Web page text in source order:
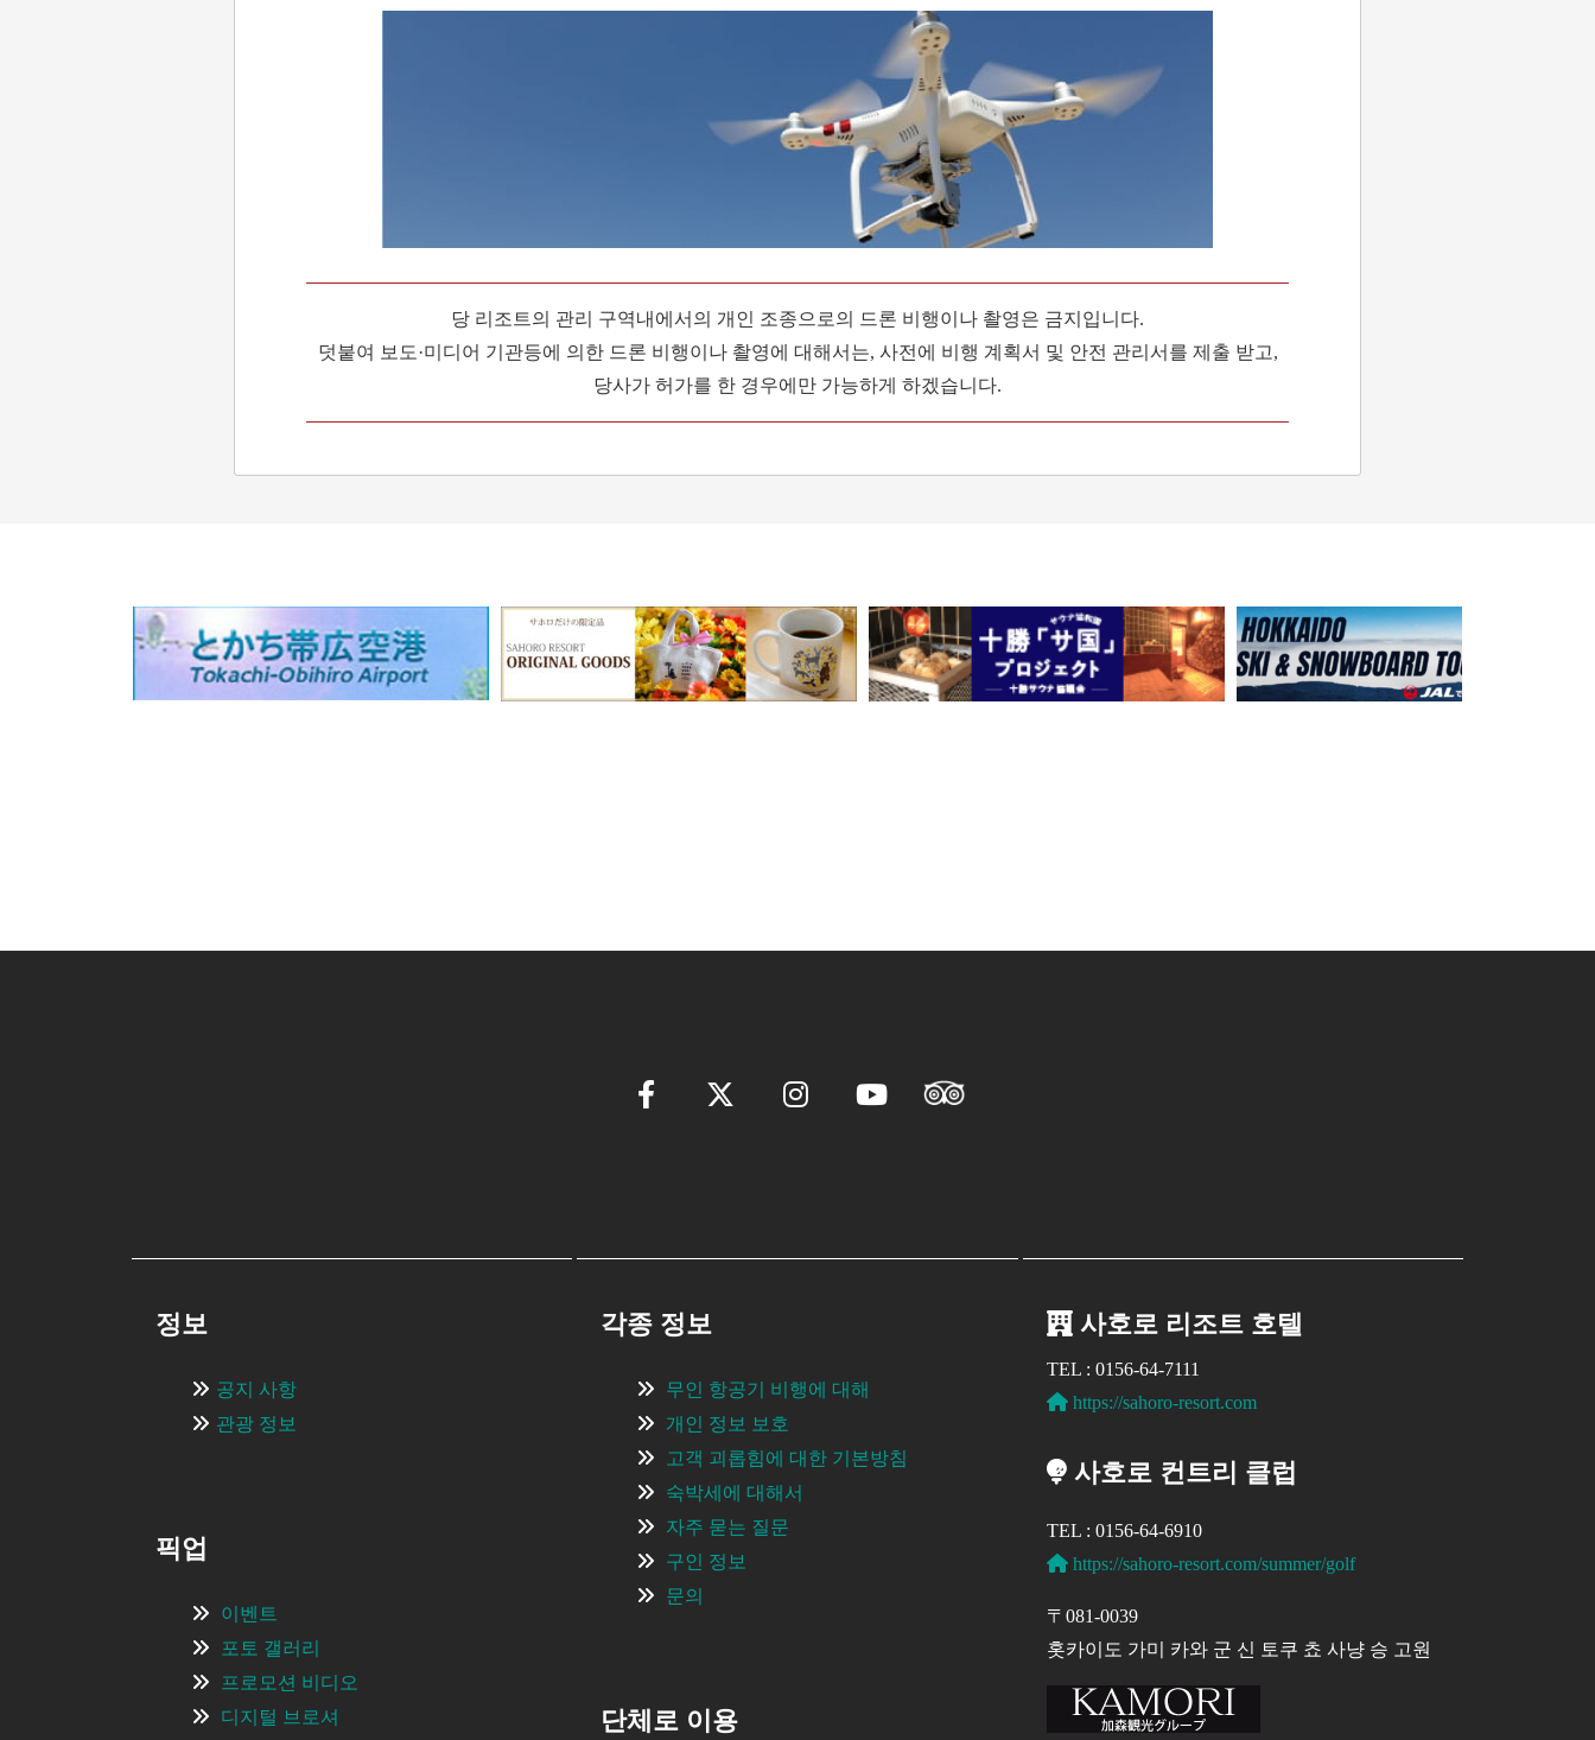
당 리조트의 관리 구역내에서의 개인 조종으로의 드론 비행이나 촬영은 금지입니다.
덧붙여 보도·미디어 기관등에 의한 드론 비행이나 촬영에 대해서는, 사전에 비행 계획서 및 안전 관리서를 제출 받고,
당사가 허가를 한 경우에만 가능하게 하겠습니다.
정보
공지 사항
관광 정보
픽업
이벤트
포토 갤러리
프로모션 비디오
디지털 브로셔
각종 정보
무인 항공기 비행에 대해
개인 정보 보호
고객 괴롭힘에 대한 기본방침
숙박세에 대해서
자주 묻는 질문
구인 정보
문의
단체로 이용
사호로 리조트 호텔
TEL : 0156-64-7111
https://sahoro-resort.com
사호로 컨트리 클럽
TEL : 0156-64-6910
https://sahoro-resort.com/summer/golf
〒081-0039
홋카이도 가미 카와 군 신 토쿠 쵸 사냥 승 고원